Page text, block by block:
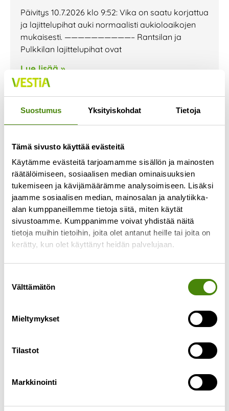
Suostumus Yksityiskohdat Tietoja
Tämä sivusto käyttää evästeitä
Käytämme evästeitä tarjoamamme sisällön ja mainosten
räätälöimiseen, sosiaalisen median ominaisuuksien
tukemiseen ja kävijämäärämme analysoimiseen. Lisäksi
jaamme sosiaalisen median, mainosalan ja analytiikka-
alan kumppaneillemme tietoja siitä, miten käytät
sivustoamme. Kumppanimme voivat yhdistää näitä
tietoja muihin tietoihin, joita olet antanut heille tai joita on
kerätty, kun olet käyttänyt heidän palvelujaan.
valinta
Välttämätön
Mieltymykset
Tilastot
Markkinointi
Päivitys 10.7.2026 klo 9:52: Vika on saatu korjattua
ja lajittelupihat auki normaalisti aukioloaikojen
mukaisesti. ——————————– Rantsilan ja
Pulkkilan lajittelupihat ovat
Lue lisää »
TOP-10 kysytyimmät jätteet
Verkkosivujemme jätehaku on ollut alkuvuoden
aikana kovassa käytössä. Yhteensä jätehakua on
käytetty 8203 kertaa viimeisen puolen vuoden
Lue lisää »